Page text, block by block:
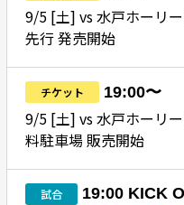
9/5 [土] vs 水戸ホーリ
先行 発売開始
チケット 19:00〜
9/5 [土] vs 水戸ホーリ
料駐車場 販売開始
試合 19:00 KICK